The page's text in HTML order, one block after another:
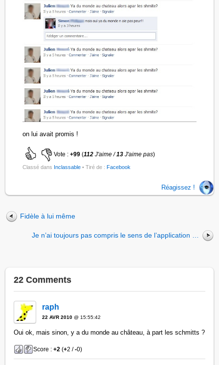
on lui avait promis !
Vote :+99 (112J'aime /13 J'aime pas)
Classé dans Inclassable • Tiré de :Facebook
Réagissez !
Fidèle à lui même
Je n’ai toujours pas compris le sens de l’application …
22 Comments
raph
22 AVR 2010 @ 15:55:42
Oui ok, mais sinon, y a du monde au château, à part les schmitts ?
Score :+2 (+2 /-0)